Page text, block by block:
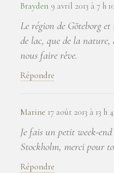
Brayden 9 avril 2013 à 7 h
Le région de Göteborg
de lac, que de la nature,
nous faire rêve.
Répondre
Marine 17 août 2013 à 13 h
Je fais un petit week-
Stockholm, merci pour
Répondre